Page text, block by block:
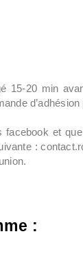
15-20 min
facebook et
:
: